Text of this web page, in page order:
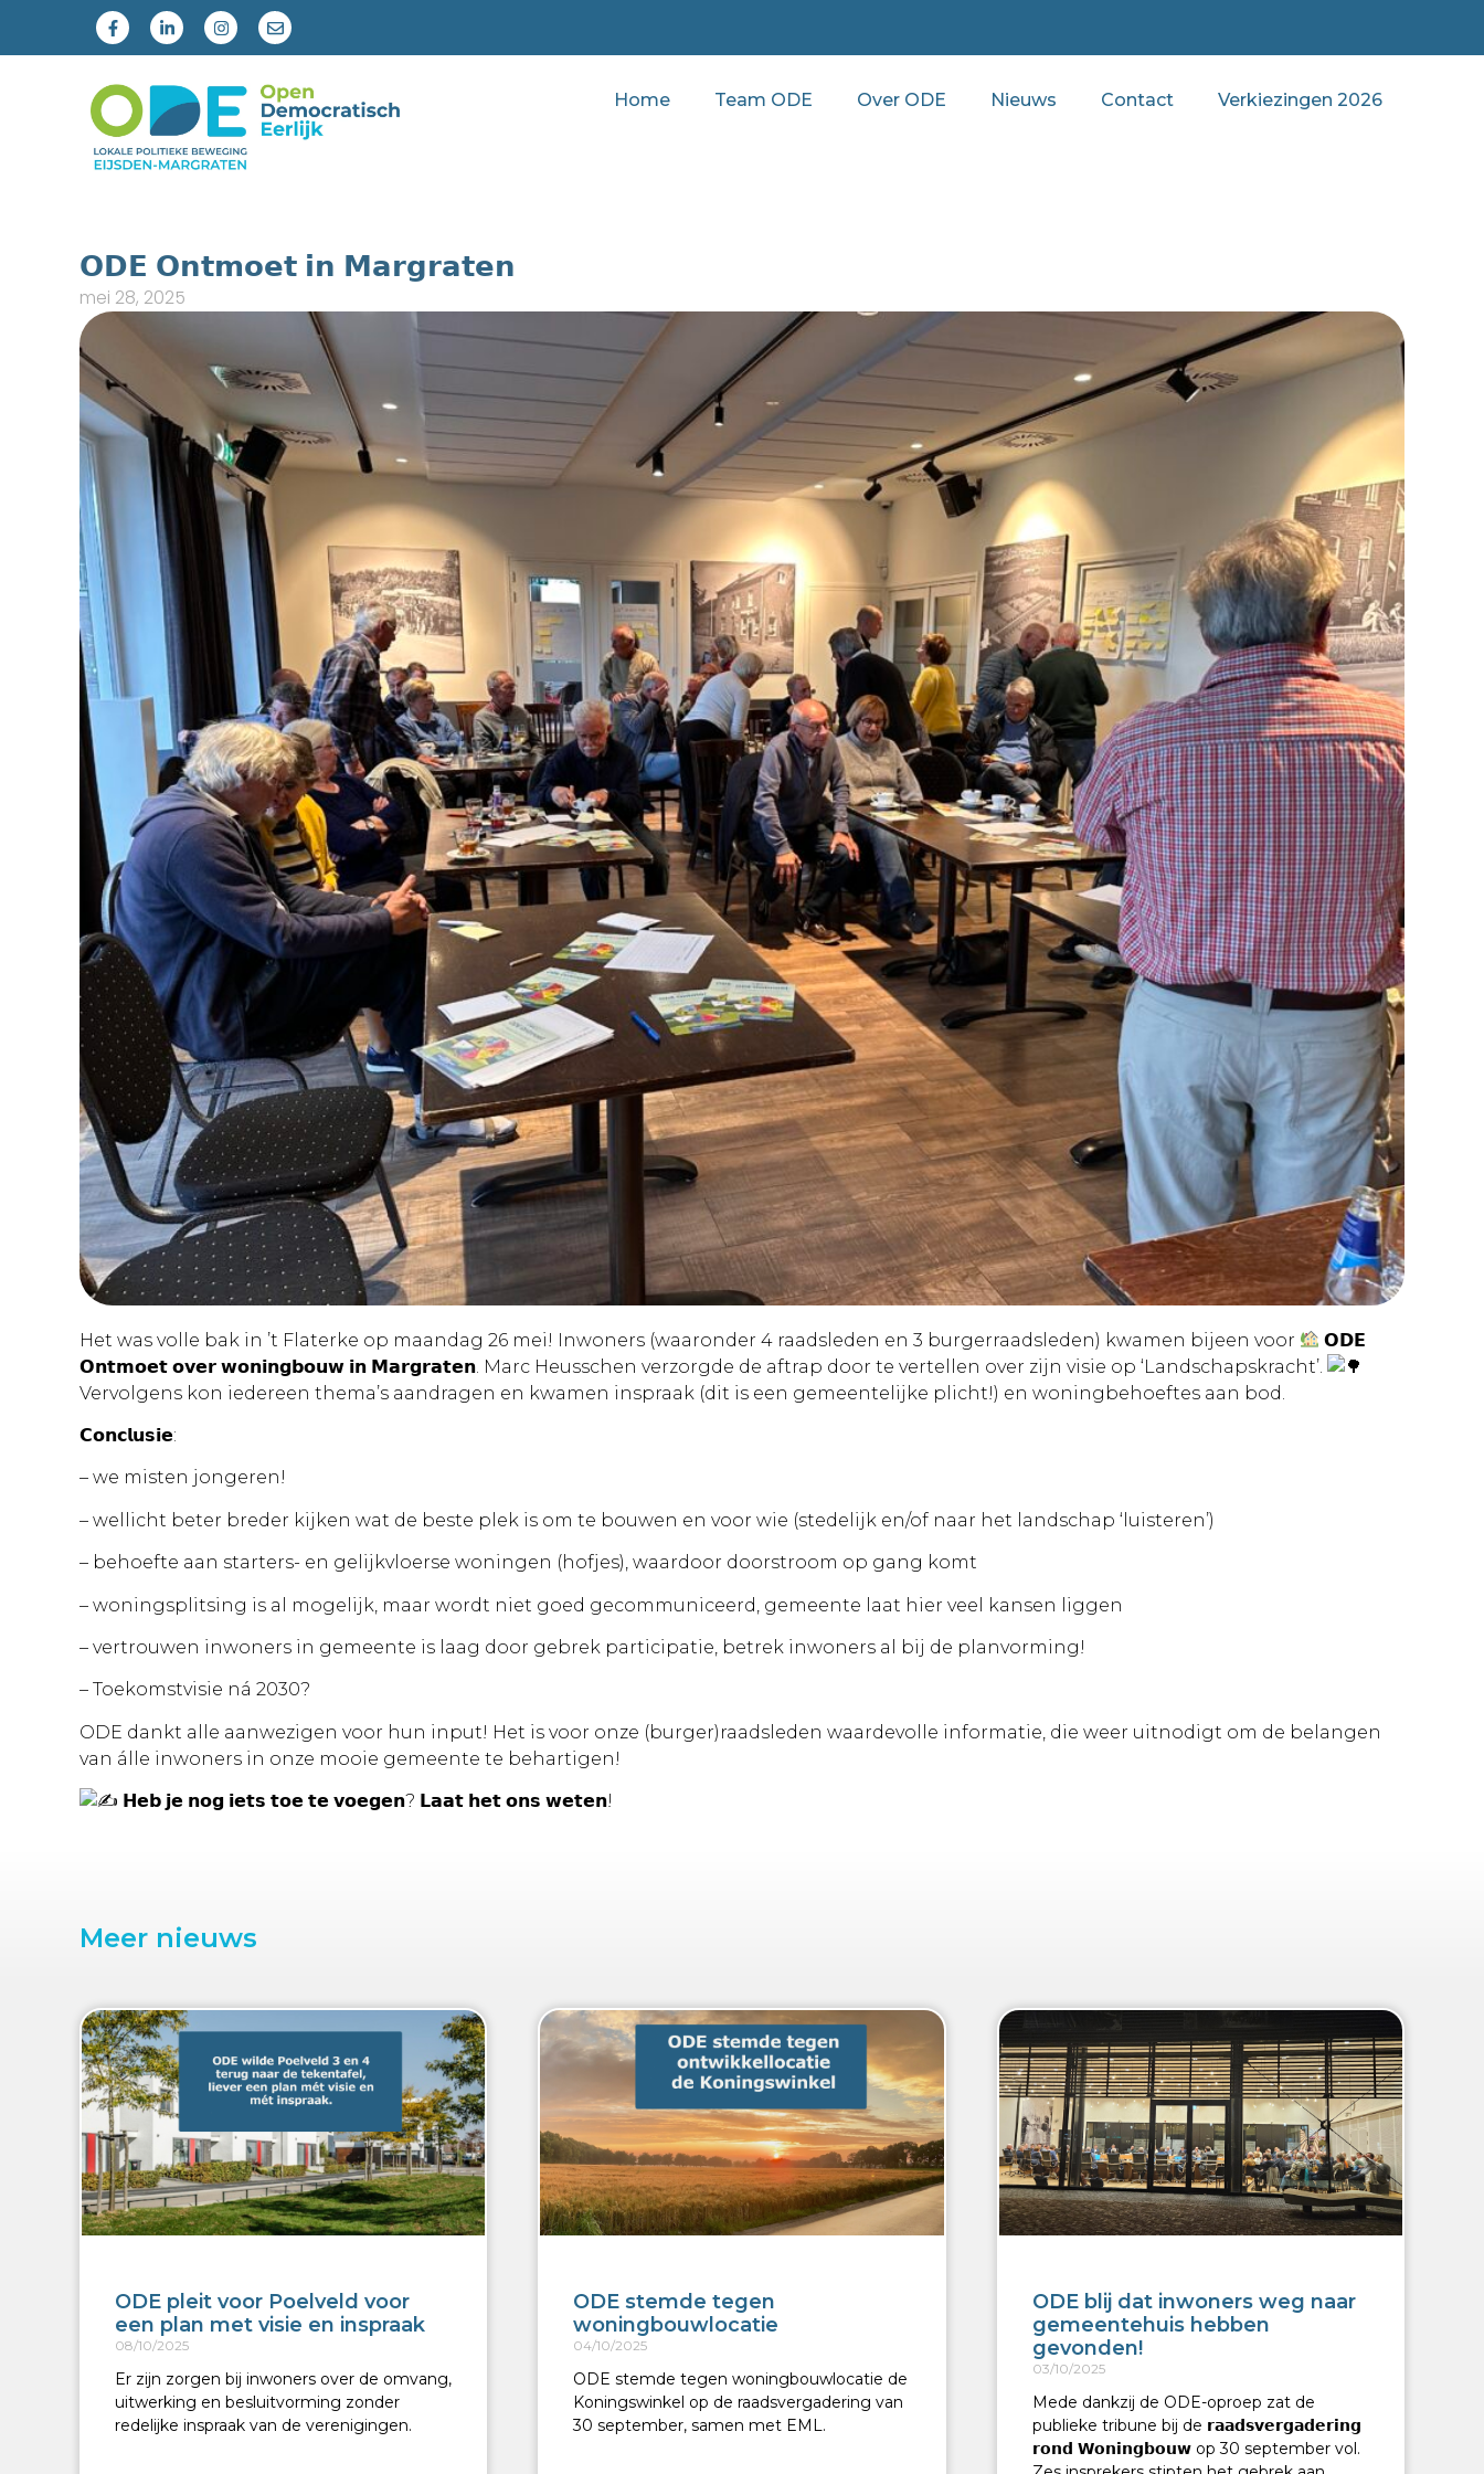
Home Team ODE Over ODE Nieuws Contact Verkiezingen 2026
𝗢𝗗𝗘 𝗢𝗻𝘁𝗺𝗼𝗲𝘁 𝗶𝗻 𝗠𝗮𝗿𝗴𝗿𝗮𝘁𝗲𝗻
mei 28, 2025
Het was volle bak in ’t Flaterke op maandag 26 mei! Inwoners (waaronder 4 raadsleden en 3 burgerraadsleden) kwamen bijeen voor
𝗢𝗗𝗘
𝗢𝗻𝘁𝗺𝗼𝗲𝘁 𝗼𝘃𝗲𝗿 𝘄𝗼𝗻𝗶𝗻𝗴𝗯𝗼𝘂𝘄 𝗶𝗻 𝗠𝗮𝗿𝗴𝗿𝗮𝘁𝗲𝗻. Marc Heusschen verzorgde de aftrap door te vertellen over zijn visie op ‘Landschapskracht’.
Vervolgens kon iedereen thema’s aandragen en kwamen inspraak (dit is een gemeentelijke plicht!) en woningbehoeftes aan bod.
𝗖𝗼𝗻𝗰𝗹𝘂𝘀𝗶𝗲:
– we misten jongeren!
– wellicht beter breder kijken wat de beste plek is om te bouwen en voor wie (stedelijk en/of naar het landschap ‘luisteren’)
– behoefte aan starters- en gelijkvloerse woningen (hofjes), waardoor doorstroom op gang komt
– woningsplitsing is al mogelijk, maar wordt niet goed gecommuniceerd, gemeente laat hier veel kansen liggen
– vertrouwen inwoners in gemeente is laag door gebrek participatie, betrek inwoners al bij de planvorming!
– Toekomstvisie ná 2030?
ODE dankt alle aanwezigen voor hun input! Het is voor onze (burger)raadsleden waardevolle informatie, die weer uitnodigt om de belangen
van álle inwoners in onze mooie gemeente te behartigen!
𝗛𝗲𝗯 𝗷𝗲 𝗻𝗼𝗴 𝗶𝗲𝘁𝘀 𝘁𝗼𝗲 𝘁𝗲 𝘃𝗼𝗲𝗴𝗲𝗻? 𝗟𝗮𝗮𝘁 𝗵𝗲𝘁 𝗼𝗻𝘀 𝘄𝗲𝘁𝗲𝗻!
Meer nieuws
ODE pleit voor Poelveld voor
een plan met visie en inspraak
08/10/2025
Er zijn zorgen bij inwoners over de omvang,
uitwerking en besluitvorming zonder
redelijke inspraak van de verenigingen.
ODE stemde tegen
woningbouwlocatie
04/10/2025
ODE stemde tegen woningbouwlocatie de
Koningswinkel op de raadsvergadering van
30 september, samen met EML.
ODE blij dat inwoners weg naar
gemeentehuis hebben
gevonden!
03/10/2025
Mede dankzij de ODE-oproep zat de
publieke tribune bij de 𝗿𝗮𝗮𝗱𝘀𝘃𝗲𝗿𝗴𝗮𝗱𝗲𝗿𝗶𝗻𝗴
𝗿𝗼𝗻𝗱 𝗪𝗼𝗻𝗶𝗻𝗴𝗯𝗼𝘂𝘄 op 30 september vol.